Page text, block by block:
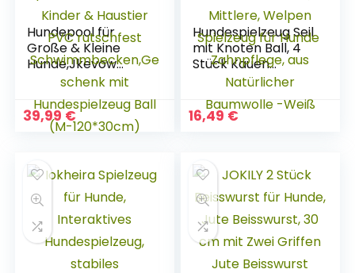
Hundepool für
Große & Kleine
Hunde,Jkevow
Faltbare
planschbecken für
Kinder & Haustier
PVC rutschfest
Hundespielzeug Ball
(M-120*30cm)
39,99 €
Hundespielzeug Seil
mit Knoten Ball, 4
Stück Kauen
Hundespielzeug Set
für Kleine Hunde/
Mittlere, Welpen
Spielzeug für Hunde
Baumwolle -Weiß
16,49 €